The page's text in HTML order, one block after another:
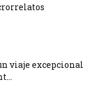
viaje excepcional